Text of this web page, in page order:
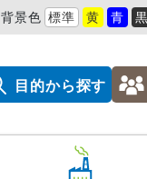
背景色 標準 黄 青
目的から探す